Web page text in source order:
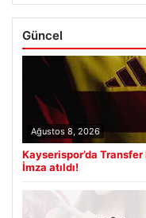
Güncel
Ağustos 8, 2026
Kayserispor’da Transfer
İmza atıldı!